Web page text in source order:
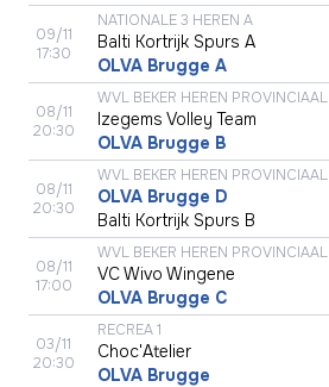
09/11
17:30
NATIONALE 3 HEREN A
Balti Kortrijk Spurs A
OLVA Brugge A
08/11
20:30
WVL BEKER HEREN PROVINCIAAL
Izegems Volley Team
OLVA Brugge B
08/11
20:30
WVL BEKER HEREN PROVINCIAAL
OLVA Brugge D
Balti Kortrijk Spurs B
08/11
17:00
WVL BEKER HEREN PROVINCIAAL
VC Wivo Wingene
OLVA Brugge C
03/11
20:30
RECREA 1
Choc'Atelier
OLVA Brugge